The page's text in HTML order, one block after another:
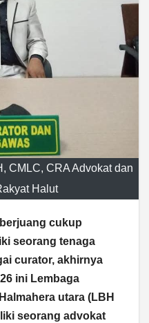
CMLC, CRA Advokat dan
Halut
cukup
seorang tenaga
curator, akhirnya
ini Lembaga
utara (LBH
seorang advokat